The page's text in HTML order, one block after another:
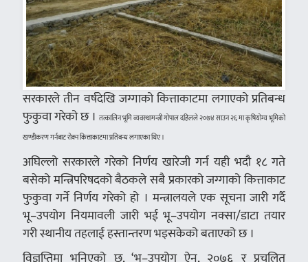
सरकारले तीन वर्षदेखि जग्गाको कित्ताकाटमा लगाएको प्रतिबन्ध
फुकुवा गरेको छ । तत्कालिन भूमि व्यवस्थामन्त्री गोपाल दहिलले २०७४ साउन २६ मा कृषियोग्य भूमिको
खण्डीकरण गर्नबाट रोक्न कित्ताकाटमा प्रतिबन्ध लगाएका थिए ।
अघिल्लो सरकारले गरेको निर्णय खारेजी गर्न यही भदौ १८ गते
बसेको मन्त्रिपरिषदको बैठकले सबै प्रकारको जग्गाको कित्ताकाट
फुकुवा गर्ने निर्णय गरेको हो । मन्त्रालयले एक सूचना जारी गर्दै
भू–उपयोग नियमावली जारी भई भू–उपयोग नक्सा/डाटा तयार
गरी स्थानीय तहलाई हस्तान्तरण भइसकेको बताएको छ ।